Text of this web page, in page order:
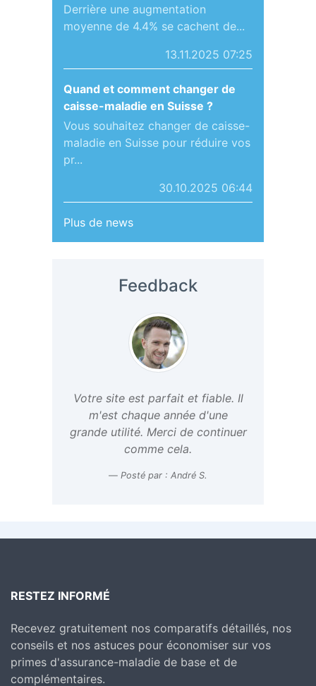
Derrière une augmentation
moyenne de 4.4% se cachent de...
13.11.2025 07:25
Quand et comment changer de
caisse-maladie en Suisse ?
Vous souhaitez changer de caisse-
maladie en Suisse pour réduire vos
pr...
30.10.2025 06:44
Plus de news
Feedback
Votre site est parfait et fiable. Il
m'est chaque année d'une
grande utilité. Merci de continuer
comme cela.
Posté par : André S.
RESTEZ INFORMÉ
Recevez gratuitement nos comparatifs détaillés, nos
conseils et nos astuces pour économiser sur vos
primes d'assurance-maladie de base et de
complémentaires.